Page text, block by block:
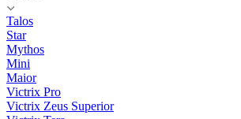
Talos
Star
Mythos
Mini
Maior
Victrix Pro
Victrix Zeus Superior